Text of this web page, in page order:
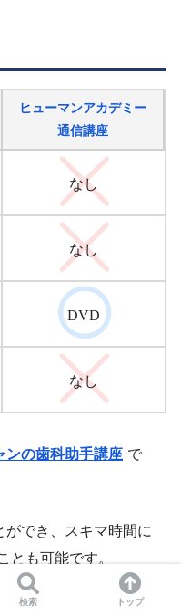
ヒューマンアカデミー
通信講座
なし
なし
DVD
なし
ンの歯科助手講座 で
でき、スキマ時間に
とも可能です。
検索 トップ